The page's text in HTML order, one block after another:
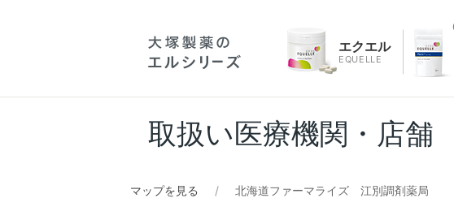
エクエル
EQUELLE
取扱い医療機関・店舗
マップを見る 北海道ファーマライズ 江別調剤薬局